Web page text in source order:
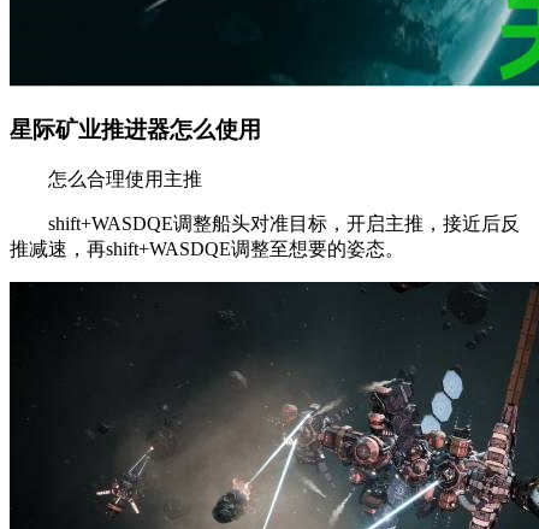
星际矿业推进器怎么使用
怎么合理使用主推
shift+WASDQE调整船头对准目标，开启主推，接近后反
推减速，再shift+WASDQE调整至想要的姿态。